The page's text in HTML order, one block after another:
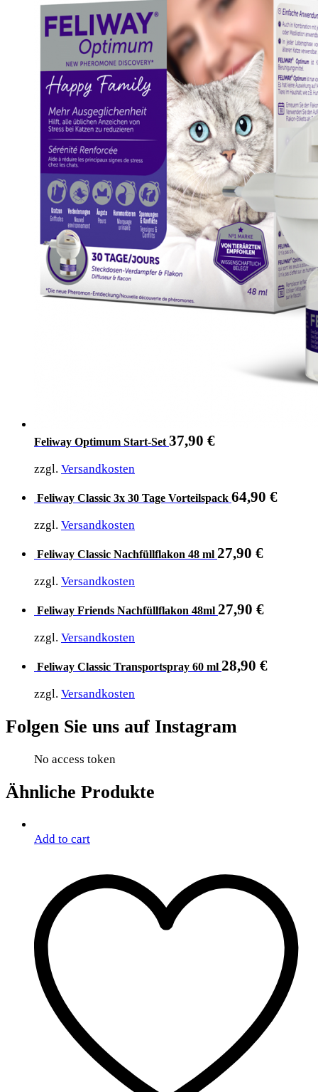
Feliway Optimum Start-Set 37,90 €
zzgl. Versandkosten
Feliway Classic 3x 30 Tage Vorteilspack 64,90 €
zzgl. Versandkosten
Feliway Classic Nachfüllflakon 48 ml 27,90 €
zzgl. Versandkosten
Feliway Friends Nachfüllflakon 48ml 27,90 €
zzgl. Versandkosten
Feliway Classic Transportspray 60 ml 28,90 €
zzgl. Versandkosten
Folgen Sie uns auf Instagram
No access token
Ähnliche Produkte
Add to cart